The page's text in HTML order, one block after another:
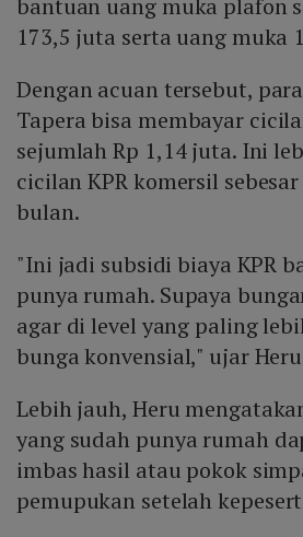
bantuan uang muka plafon
173,5 juta serta uang muka
Dengan acuan tersebut,
Tapera bisa membayar
sejumlah Rp 1,14 juta. Ini
cicilan KPR komersil
bulan.
"Ini jadi subsidi biaya KPR
punya rumah. Supaya
agar di level yang paling
bunga konvensial," ujar
Lebih jauh, Heru
yang sudah punya rumah
imbas hasil atau pokok
pemupukan setelah